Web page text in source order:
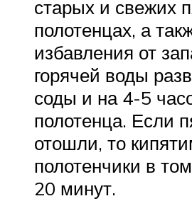
старых и свежих
полотенцах, а
избавления от
горячей воды
соды и на 4-5
полотенца. Если
отошли, то
полотенчики в
20 минут.